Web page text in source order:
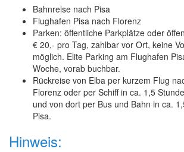
Bahnreise nach Pisa
Flughafen Pisa nach Florenz
Parken: öffentliche Parkplätze oder
€ 20,- pro Tag, zahlbar vor Ort, keine
möglich. Elite Parking am Flughafen
Woche, vorab buchbar.
Rückreise von Elba per kurzem Flug
Florenz oder per Schiff in ca. 1,5
und von dort per Bus und Bahn in ca.
Pisa.
Hinweis: